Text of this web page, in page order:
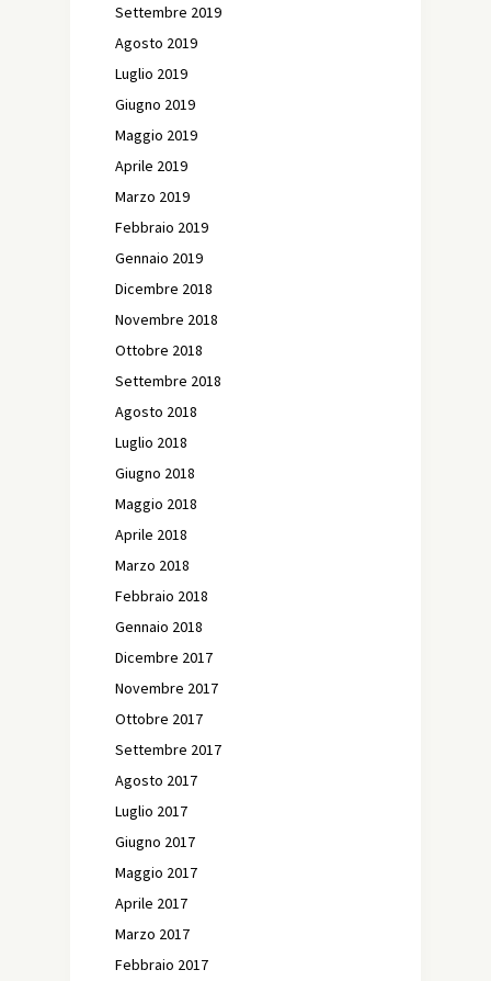
Settembre 2019
Agosto 2019
Luglio 2019
Giugno 2019
Maggio 2019
Aprile 2019
Marzo 2019
Febbraio 2019
Gennaio 2019
Dicembre 2018
Novembre 2018
Ottobre 2018
Settembre 2018
Agosto 2018
Luglio 2018
Giugno 2018
Maggio 2018
Aprile 2018
Marzo 2018
Febbraio 2018
Gennaio 2018
Dicembre 2017
Novembre 2017
Ottobre 2017
Settembre 2017
Agosto 2017
Luglio 2017
Giugno 2017
Maggio 2017
Aprile 2017
Marzo 2017
Febbraio 2017